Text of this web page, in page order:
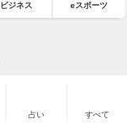
ビジネス eスポーツ
占い すべて